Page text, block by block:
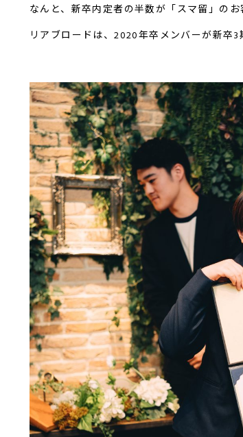
なんと、新卒内定者の半数が「スマ留」のお
リアブロードは、2020年卒メンバーが新卒